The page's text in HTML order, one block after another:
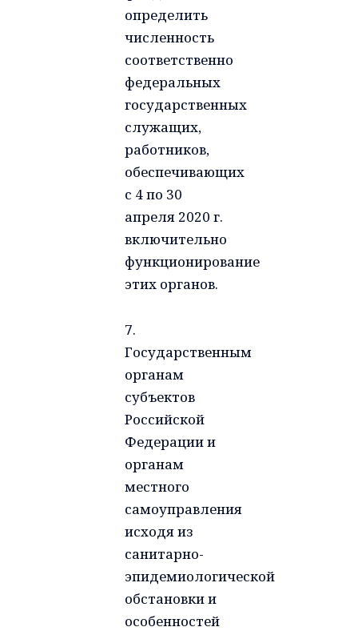
определить
численность
соответственно
федеральных
государственных
служащих,
работников,
обеспечивающих
с 4 по 30
апреля 2020 г.
включительно
функционирование
этих органов.
7.
Государственным
органам
субъектов
Российской
Федерации и
органам
местного
самоуправления
исходя из
санитарно-
эпидемиологической
обстановки и
особенностей